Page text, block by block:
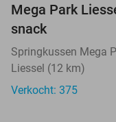
Mega Park
snack
Springkussen Mega
Liessel (12 km)
Verkocht: 375